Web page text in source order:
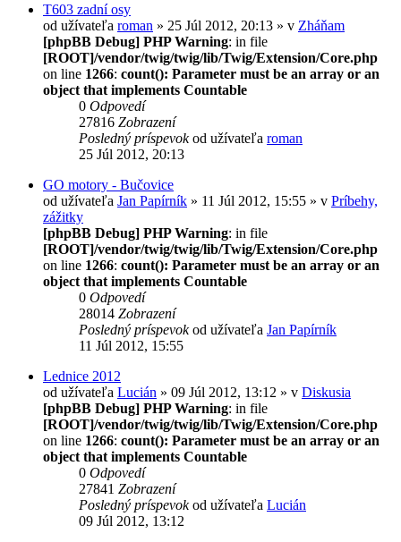
T603 zadní osy
od užívateľa roman » 25 Júl 2012, 20:13 » v Zháňam
[phpBB Debug] PHP Warning: in file
[ROOT]/vendor/twig/twig/lib/Twig/Extension/Core.php
on line 1266: count(): Parameter must be an array or an
object that implements Countable
0 Odpovedí
27816 Zobrazení
Posledný príspevokod užívateľa roman
25 Júl 2012, 20:13
GO motory - Bučovice
od užívateľa Jan Papírník » 11 Júl 2012, 15:55 » v Príbehy,
zážitky
[phpBB Debug] PHP Warning: in file
[ROOT]/vendor/twig/twig/lib/Twig/Extension/Core.php
on line 1266: count(): Parameter must be an array or an
object that implements Countable
0 Odpovedí
28014 Zobrazení
Posledný príspevokod užívateľa Jan Papírník
11 Júl 2012, 15:55
Lednice 2012
od užívateľa Lucián » 09 Júl 2012, 13:12 » v Diskusia
[phpBB Debug] PHP Warning: in file
[ROOT]/vendor/twig/twig/lib/Twig/Extension/Core.php
on line 1266: count(): Parameter must be an array or an
object that implements Countable
0 Odpovedí
27841 Zobrazení
Posledný príspevokod užívateľa Lucián
09 Júl 2012, 13:12